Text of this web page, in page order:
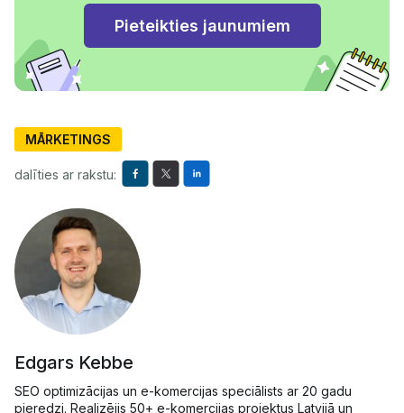
MĀRKETINGS
dalīties ar rakstu:
Edgars Kebbe
SEO optimizācijas un e-komercijas speciālists ar 20 gadu
pieredzi. Realizējis 50+ e-komercijas projektus Latvijā un